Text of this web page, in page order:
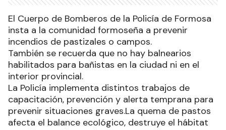
El Cuerpo de Bomberos de la Policía de Formosa
insta a la comunidad formoseña a prevenir
incendios de pastizales o campos.
También se recuerda que no hay balnearios
habilitados para bañistas en la ciudad ni en el
interior provincial.
La Policía implementa distintos trabajos de
capacitación, prevención y alerta temprana para
prevenir situaciones graves.La quema de pastos
afecta el balance ecológico, destruye el hábitat